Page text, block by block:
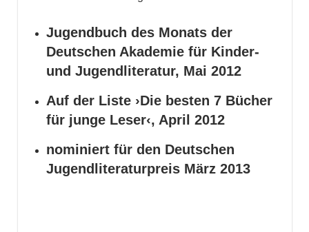
Jugendbuch des Monats der
Deutschen Akademie für Kinder-
und Jugendliteratur, Mai 2012
Auf der Liste ›Die besten 7 Bücher
für junge Leser‹, April 2012
nominiert für den Deutschen
Jugendliteraturpreis März 2013